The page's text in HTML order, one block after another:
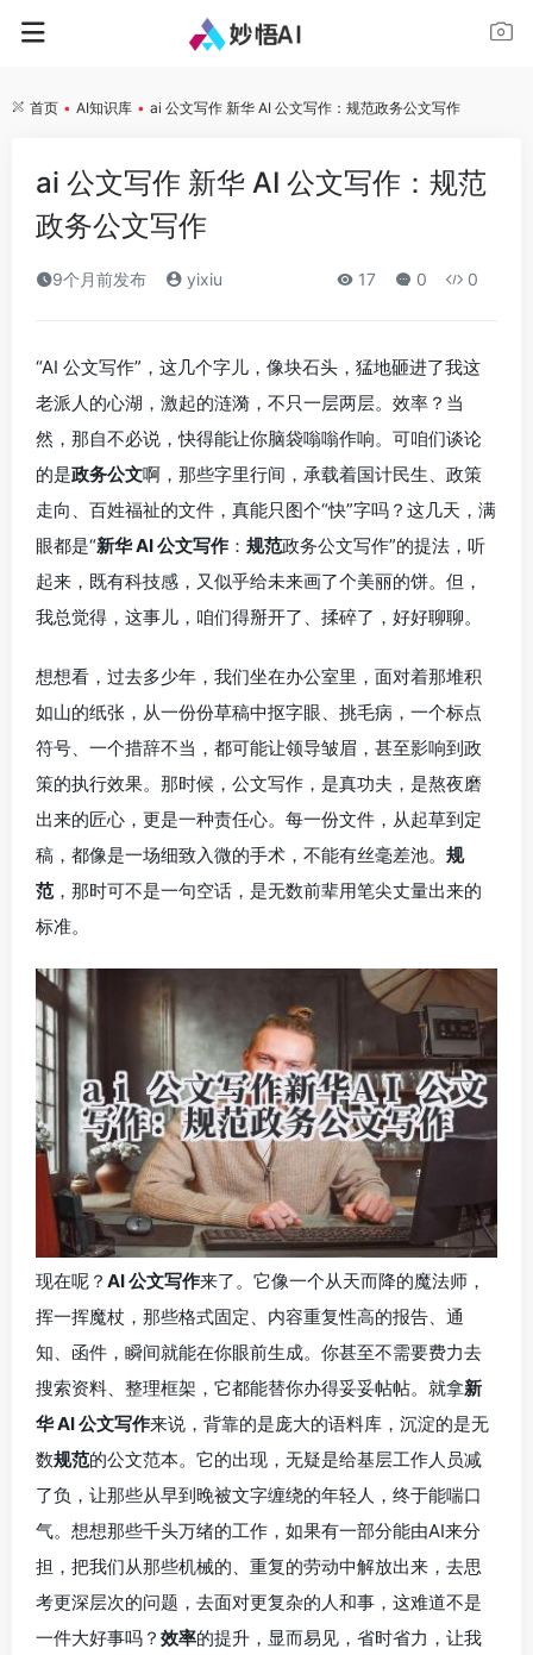
首页 • AI知识库 • ai 公文写作 新华 AI 公文写作：规范政务公文写作
ai 公文写作 新华 AI 公文写作：规范
政务公文写作
9个月前发布 yixiu 17 0 0
“AI 公文写作”，这几个字儿，像块石头，猛地砸进了我这
老派人的心湖，激起的涟漪，不只一层两层。效率？当
然，那自不必说，快得能让你脑袋嗡嗡作响。可咱们谈论
的是政务公文啊，那些字里行间，承载着国计民生、政策
走向、百姓福祉的文件，真能只图个“快”字吗？这几天，满
眼都是“新华 AI 公文写作 ： 规范政务公文写作”的提法，听
起来，既有科技感，又似乎给未来画了个美丽的饼。但，
我总觉得，这事儿，咱们得掰开了、揉碎了，好好聊聊。
想想看，过去多少年，我们坐在办公室里，面对着那堆积
如山的纸张，从一份份草稿中抠字眼、挑毛病，一个标点
符号、一个措辞不当，都可能让领导皱眉，甚至影响到政
策的执行效果。那时候，公文写作，是真功夫，是熬夜磨
出来的匠心，更是一种责任心。每一份文件，从起草到定
稿，都像是一场细致入微的手术，不能有丝毫差池。 规
范，那时可不是一句空话，是无数前辈用笔尖丈量出来的
标准。
现在呢？ AI 公文写作来了。它像一个从天而降的魔法师，
挥一挥魔杖，那些格式固定、内容重复性高的报告、通
知、函件，瞬间就能在你眼前生成。你甚至不需要费力去
搜索资料、整理框架，它都能替你办得妥妥帖帖。就拿新
华 AI 公文写作来说，背靠的是庞大的语料库，沉淀的是无
数规范的公文范本。它的出现，无疑是给基层工作人员减
了负，让那些从早到晚被文字缠绕的年轻人，终于能喘口
气。想想那些千头万绪的工作，如果有一部分能由AI来分
担，把我们从那些机械的、重复的劳动中解放出来，去思
考更深层次的问题，去面对更复杂的人和事，这难道不是
一件大好事吗？ 效率的提升，显而易见，省时省力，让我